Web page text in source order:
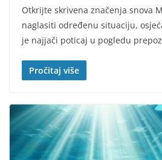
Otkrijte skrivena značenja snova
naglasiti određenu situaciju,
je najjači poticaj u pogledu
Pročitaj više